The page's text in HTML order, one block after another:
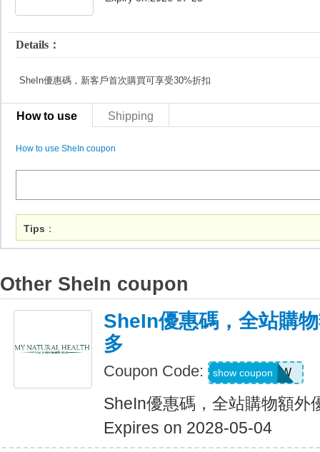
Details：
SheIn優惠碼，新客戶首次購買可享受30%折扣
How to use Shipping
How to use SheIn coupon
Tips ：
Other SheIn coupon
SheIn優惠碼，全站購
多
Coupon Code: US04184W
show coupon
SheIn優惠碼，全站購物額外
Expires on 2028-05-04